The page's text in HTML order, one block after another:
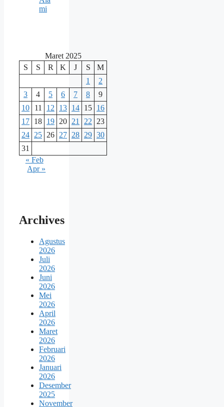
mi
Maret 2025
S
S R K J S
M
1
2
3
4 5 6 7 8
9
10
11 12 13 14 15 16
17 18 19 20 21 22 23
24 25 26 27 28 29 30
31
« Feb
Apr »
Archives
Agustus
2026
Juli
2026
Juni
2026
Mei
2026
April
2026
Maret
2026
Februari
2026
Januari
2026
Desember
2025
November